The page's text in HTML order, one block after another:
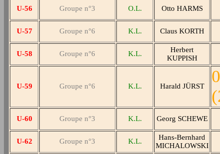
U-56 Groupe n°3 O.L. Otto HARMS
U-57 Groupe n°6 K.L. Claus KORTH
U-58 Groupe n°6 K.L.
Herbert
KUPPISH
U-59 Groupe n°6 K.L. Harald JÜRST
U-60 Groupe n°3 K.L. Georg SCHEWE
U-62 Groupe n°3 K.L.
Hans-Bernhard
MICHALOWSKI